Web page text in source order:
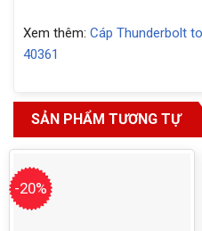
Xem thêm: Cáp Thunderbolt
40361
SẢN PHẨM TƯƠNG TỰ
-20%